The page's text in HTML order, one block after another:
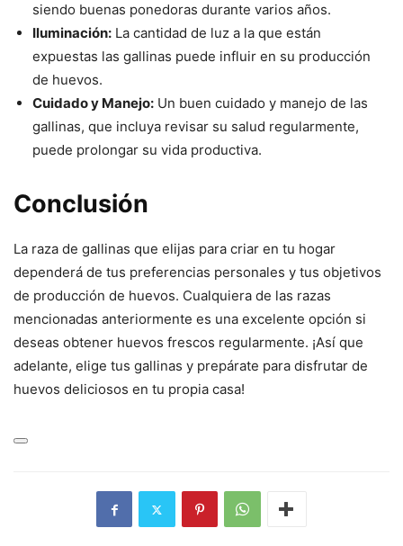
siendo buenas ponedoras durante varios años.
Iluminación: La cantidad de luz a la que están
expuestas las gallinas puede influir en su producción
de huevos.
Cuidado y Manejo: Un buen cuidado y manejo de las
gallinas, que incluya revisar su salud regularmente,
puede prolongar su vida productiva.
Conclusión
La raza de gallinas que elijas para criar en tu hogar
dependerá de tus preferencias personales y tus objetivos
de producción de huevos. Cualquiera de las razas
mencionadas anteriormente es una excelente opción si
deseas obtener huevos frescos regularmente. ¡Así que
adelante, elige tus gallinas y prepárate para disfrutar de
huevos deliciosos en tu propia casa!